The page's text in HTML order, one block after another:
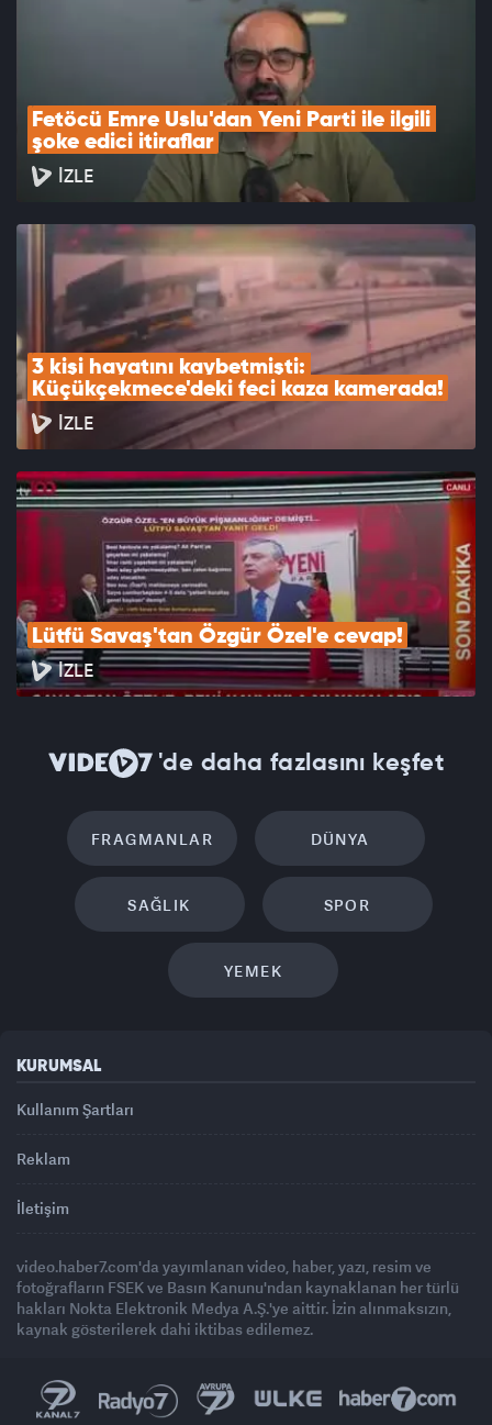
Fetöcü Emre Uslu'dan Yeni Parti ile ilgili
şoke edici itiraflar
İZLE
3 kişi hayatını kaybetmişti:
Küçükçekmece'deki feci kaza kamerada!
İZLE
Lütfü Savaş'tan Özgür Özel'e cevap!
İZLE
'de daha fazlasını keşfet
FRAGMANLAR DÜNYA
SAĞLIK SPOR
YEMEK
KURUMSAL
Kullanım Şartları
Reklam
İletişim
video.haber7.com'da yayımlanan video, haber, yazı, resim ve
fotoğrafların FSEK ve Basın Kanunu'ndan kaynaklanan her türlü
hakları Nokta Elektronik Medya A.Ş.'ye aittir. İzin alınmaksızın,
kaynak gösterilerek dahi iktibas edilemez.